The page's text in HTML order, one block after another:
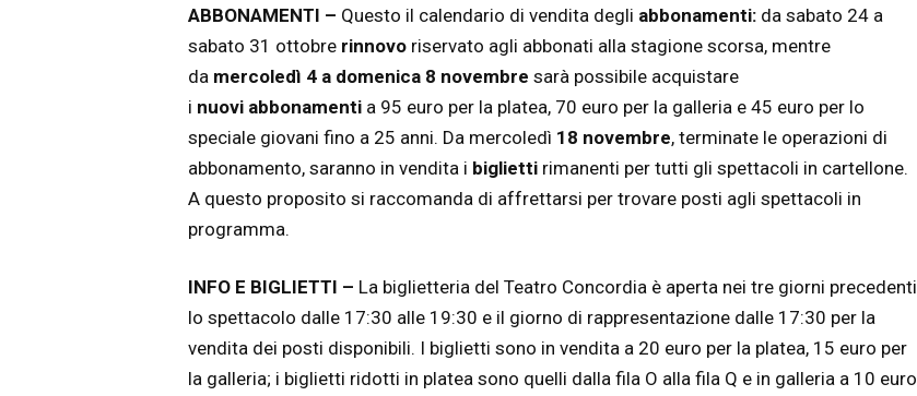
ABBONAMENTI – Questo il calendario di vendita degli abbonamenti: da sabato 24 a
sabato 31 ottobre rinnovoriservato agli abbonati alla stagione scorsa, mentre
da mercoledì 4 a domenica 8 novembre sarà possibile acquistare
i nuovi abbonamentia 95 euro per la platea, 70 euro per la galleria e 45 euro per lo
speciale giovani fino a 25 anni. Da mercoledì 18 novembre, terminate le operazioni di
abbonamento, saranno in vendita i bigliettirimanenti per tutti gli spettacoli in cartellone.
A questo proposito si raccomanda di affrettarsi per trovare posti agli spettacoli in
programma.
INFO E BIGLIETTI – La biglietteria del Teatro Concordia è aperta nei tre giorni precedenti
lo spettacolo dalle 17:30 alle 19:30 e il giorno di rappresentazione dalle 17:30 per la
vendita dei posti disponibili. I biglietti sono in vendita a 20 euro per la platea, 15 euro per
la galleria; i biglietti ridotti in platea sono quelli dalla fila O alla fila Q e in galleria a 10 euro